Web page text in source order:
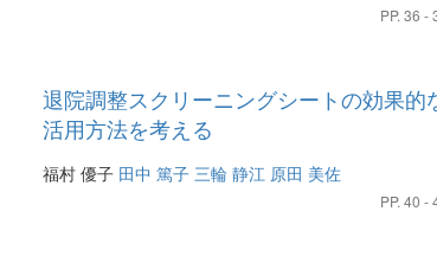
PP. 36 -
退院調整スクリーニングシートの効果的
活用方法を考える
福村 優子 田中 篤子 三輪 静江 原田 美佐
PP. 40 -